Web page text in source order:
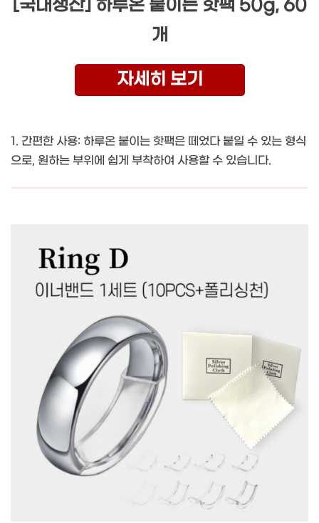
[국내생산] 하루온 붙이는 핫팩 50g, 60
개
자세히 보기
1. 간편한 사용: 하루온 붙이는 핫팩은 떼었다 붙일 수 있는 형식
으로, 원하는 부위에 쉽게 부착하여 사용할 수 있습니다.